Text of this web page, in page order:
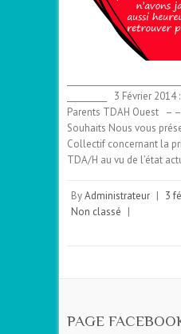
__________ 3 Février
Parents TDAH Ouest –
Souhaits Nous vous
Collectif concernant la
TDA/H au vu de l’état
ByAdministrateur | 3
Non classé |
PAGE